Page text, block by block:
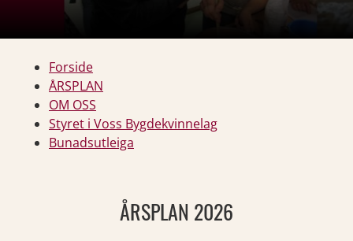
Forside
ÅRSPLAN
OM OSS
Styret i Voss Bygdekvinnelag
Bunadsutleiga
ÅRSPLAN 2026